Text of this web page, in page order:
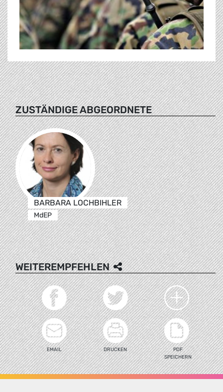
ZUSTÄNDIGE ABGEORDNETE
BARBARA LOCHBIHLER
MdEP
WEITEREMPFEHLEN
EMAIL DRUCKEN
PDF
SPEICHERN